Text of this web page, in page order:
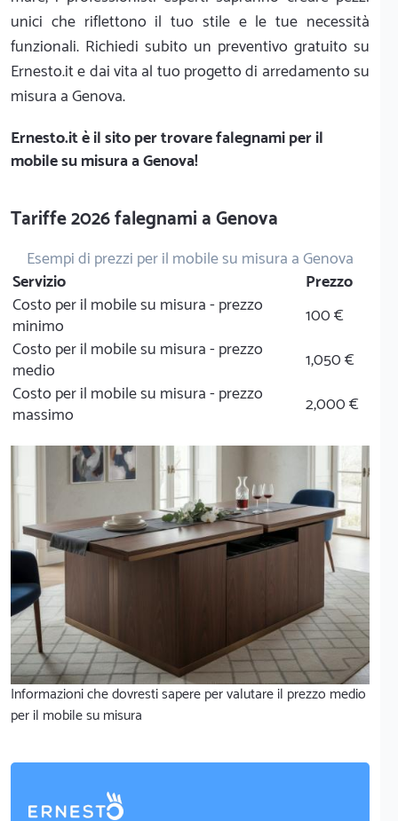
unici che riflettono il tuo stile e le tue necessità
funzionali. Richiedi subito un preventivo gratuito su
Ernesto.it e dai vita al tuo progetto di arredamento su
misura a Genova.
Ernesto.itè il sito per trovare falegnami per il
mobile su misura a Genova!
Tariffe 2026 falegnami a Genova
Esempi di prezzi per il mobile su misura a Genova
Servizio
Prezzo
Costo per il mobile su misura - prezzo
minimo
100 €
Costo per il mobile su misura - prezzo
medio
1,050 €
Costo per il mobile su misura - prezzo
massimo
2,000 €
Informazioni che dovresti sapere per valutare il prezzo medio
per il mobile su misura